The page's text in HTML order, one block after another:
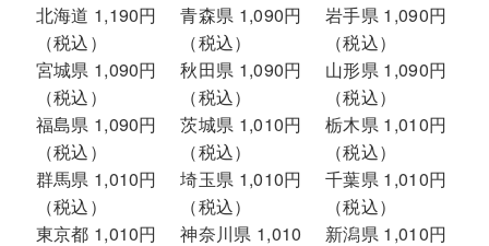
北海道 1,190円
（税込）
青森県 1,090円
（税込）
岩手県 1,090円
（税込）
宮城県 1,090円
（税込）
秋田県 1,090円
（税込）
山形県 1,090円
（税込）
福島県 1,090円
（税込）
茨城県 1,010円
（税込）
栃木県 1,010円
（税込）
群馬県 1,010円
（税込）
埼玉県 1,010円
（税込）
千葉県 1,010円
（税込）
東京都 1,010円
神奈川県 1,010
新潟県 1,010円